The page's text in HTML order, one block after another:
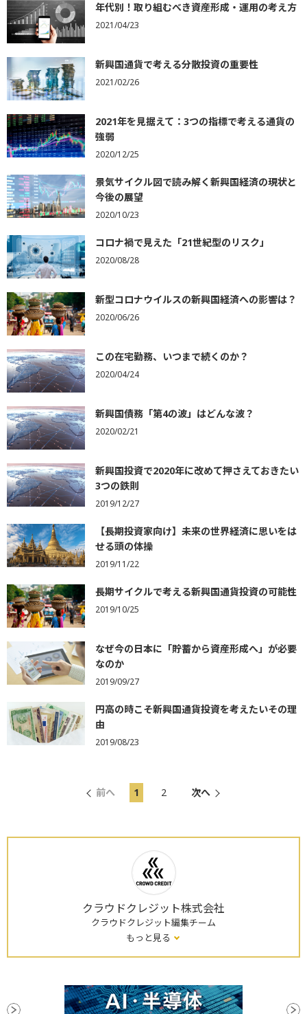
年代別！取り組むべき資産形成・運用の考え方
2021/04/23
新興国通貨で考える分散投資の重要性
2021/02/26
2021年を見据えて：3つの指標で考える通貨の
強弱
2020/12/25
景気サイクル図で読み解く新興国経済の現状と
今後の展望
2020/10/23
コロナ禍で見えた「21世紀型のリスク」
2020/08/28
新型コロナウイルスの新興国経済への影響は？
2020/06/26
この在宅勤務、いつまで続くのか？
2020/04/24
新興国債務「第4の波」はどんな波？
2020/02/21
新興国投資で2020年に改めて押さえておきたい
3つの鉄則
2019/12/27
【長期投資家向け】未来の世界経済に思いをは
せる頭の体操
2019/11/22
長期サイクルで考える新興国通貨投資の可能性
2019/10/25
なぜ今の日本に「貯蓄から資産形成へ」が必要
なのか
2019/09/27
円高の時こそ新興国通貨投資を考えたいその理
由
2019/08/23
前へ 1 2 次へ
クラウドクレジット株式会社
クラウドクレジット編集チーム
もっと見る